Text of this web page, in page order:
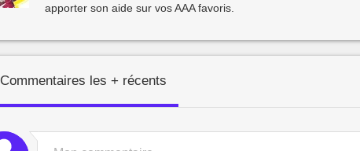
apporter son aide sur vos AAA favoris.
Commentaires les + récents